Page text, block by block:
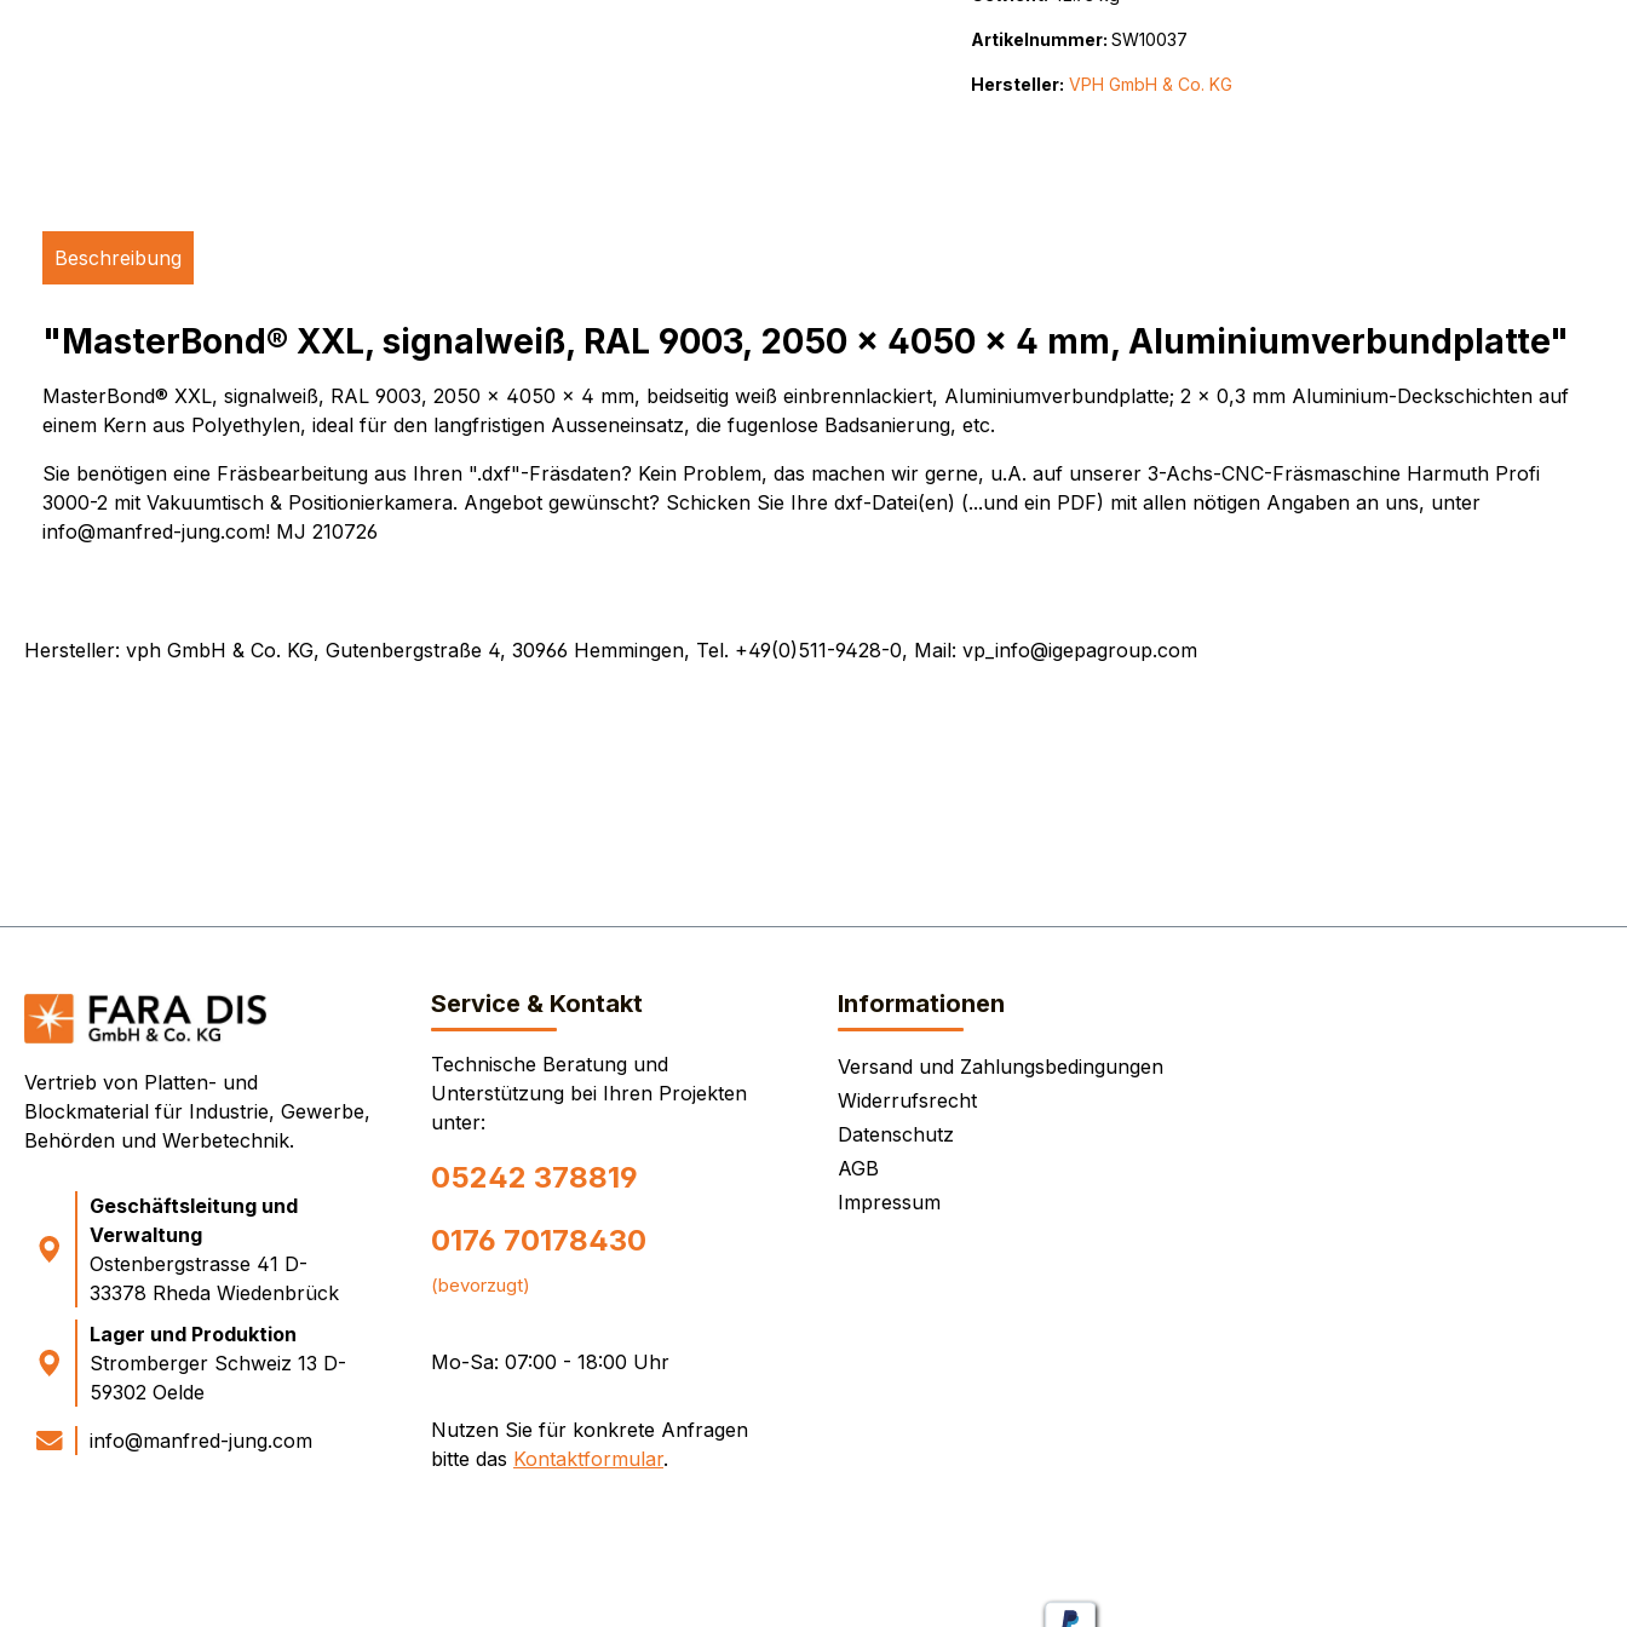
Artikelnummer: SW10037
Hersteller: VPH GmbH & Co. KG
Beschreibung
"MasterBond® XXL, signalweiß, RAL 9003, 2050 x 4050 x 4 mm, Aluminiumverbundplatte"
MasterBond® XXL, signalweiß, RAL 9003, 2050 x 4050 x 4 mm, beidseitig weiß einbrennlackiert, Aluminiumverbundplatte; 2 x 0,3 mm Aluminium-Deckschichten auf
einem Kern aus Polyethylen, ideal für den langfristigen Ausseneinsatz, die fugenlose Badsanierung, etc.
Sie benötigen eine Fräsbearbeitung aus Ihren ".dxf"-Fräsdaten? Kein Problem, das machen wir gerne, u.A. auf unserer 3-Achs-CNC-Fräsmaschine Harmuth Profi
3000-2 mit Vakuumtisch & Positionierkamera. Angebot gewünscht? Schicken Sie Ihre dxf-Datei(en) (...und ein PDF) mit allen nötigen Angaben an uns, unter
info@manfred-jung.com! MJ 210726
Hersteller: vph GmbH & Co. KG, Gutenbergstraße 4, 30966 Hemmingen, Tel. +49(0)511-9428-0, Mail: vp_info@igepagroup.com
Vertrieb von Platten- und
Blockmaterial für Industrie, Gewerbe,
Behörden und Werbetechnik.
Geschäftsleitung und
Verwaltung
Ostenbergstrasse 41 D-
33378 Rheda Wiedenbrück
Lager und Produktion
Stromberger Schweiz 13 D-
59302 Oelde
info@manfred-jung.com
Service & Kontakt
Technische Beratung und
Unterstützung bei Ihren Projekten
unter:
05242 378819
0176 70178430
(bevorzugt)
Mo-Sa: 07:00 - 18:00 Uhr
Nutzen Sie für konkrete Anfragen
bitte das Kontaktformular.
Informationen
Versand und Zahlungsbedingungen
Widerrufsrecht
Datenschutz
AGB
Impressum